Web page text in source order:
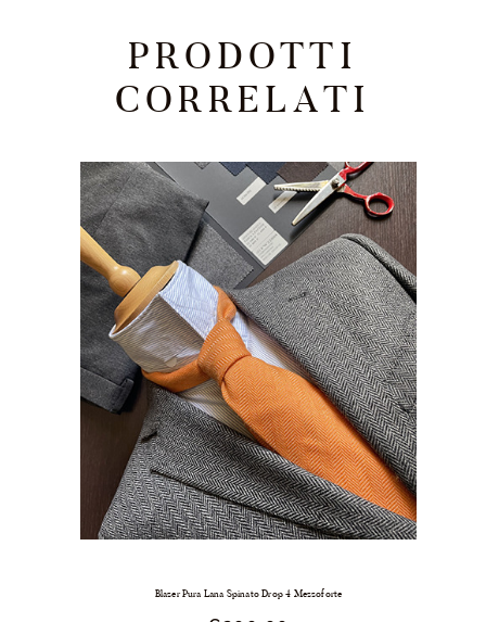
PRODOTTI
CORRELATI
Blazer Pura Lana Spinato Drop 4 Mezzoforte